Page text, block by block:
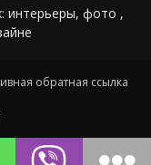
интерьеры, фото ,
обратная ссылка